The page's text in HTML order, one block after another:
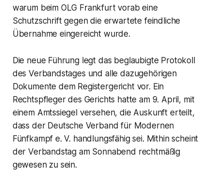
warum beim OLG Frankfurt vorab eine
Schutzschrift gegen die erwartete feindliche
Übernahme eingereicht wurde.
Die neue Führung legt das beglaubigte Protokoll
des Verbandstages und alle dazugehörigen
Dokumente dem Registergericht vor. Ein
Rechtspfleger des Gerichts hatte am 9. April, mit
einem Amtssiegel versehen, die Auskunft erteilt,
dass der Deutsche Verband für Modernen
Fünfkampf e. V. handlungsfähig sei. Mithin scheint
der Verbandstag am Sonnabend rechtmäßig
gewesen zu sein.